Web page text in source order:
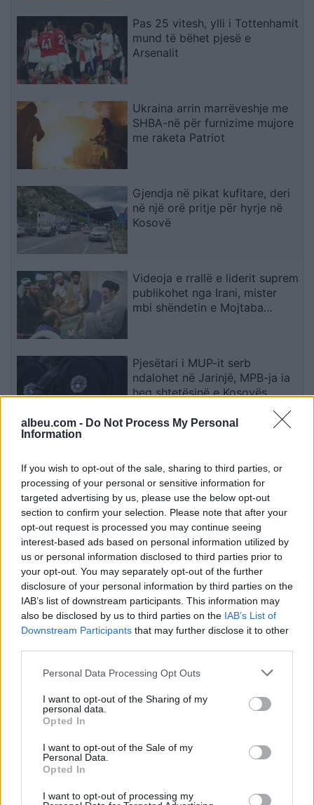
albeu.com - Do Not Process My Personal
Information
If you wish to opt-out of the sale, sharing to third parties, or
processing of your personal or sensitive information for
targeted advertising by us, please use the below opt-out
section to confirm your selection. Please note that after your
opt-out request is processed you may continue seeing
interest-based ads based on personal information utilized by
us or personal information disclosed to third parties prior to
your opt-out. You may separately opt-out of the further
disclosure of your personal information by third parties on the
IAB’s list of downstream participants. This information may
also be disclosed by us to third parties on the IAB’s List of
Downstream Participants that may further disclose it to other
Personal Data Processing Opt Outs
I want to opt-out of the Sharing of my
personal data.
Opted In
I want to opt-out of the Sale of my
Personal Data.
Opted In
I want to opt-out of processing my
Pas 25 vitesh, ylli i Tottenhamit
mund të bëhet pjesë e
Arsenalit
Ukraina arrin marrëveshje me
SHBA-në për furnizime mujore
me raketa Patriot
Gjendja në pikat kufitare, deri
në një orë pritje për hyrje në
Kosovë
Videoja e rrallë e liderit suprem
publikohet nga Irani, mister
mbi shëndetin e Mojtaba
Pjesëtari i MUP-it serb
ndalohet në Jarinjë, MPB-ja ia
heq shtetësinë e Kosovës
Milanit, Xabi Alonso vlerëson
paraqitjen e plotë të skuadrës